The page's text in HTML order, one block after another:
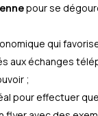
pour se
qui
échanges
;
pour effectuer